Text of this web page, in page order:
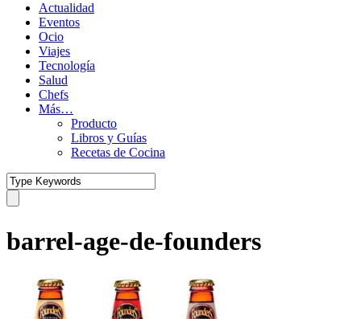
Actualidad
Eventos
Ocio
Viajes
Tecnología
Salud
Chefs
Más…
Producto
Libros y Guías
Recetas de Cocina
barrel-age-de-founders